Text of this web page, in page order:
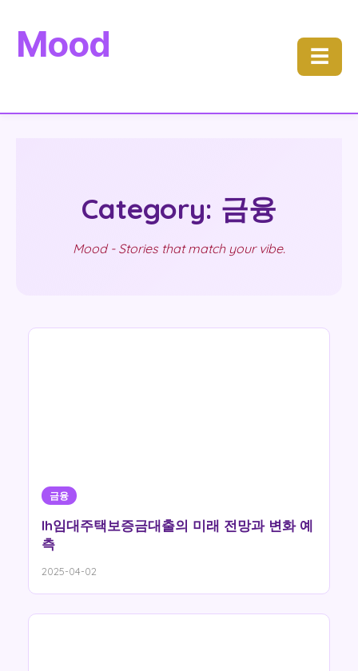
Mood ☰
Category: 금융
Mood - Stories that match your vibe.
금융
lh임대주택보증금대출의 미래 전망과 변화 예
측
2025-04-02